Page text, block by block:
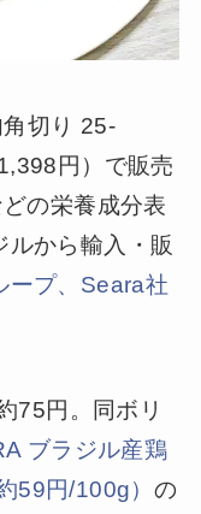
角切り 25-
円）で販売
の栄養成分表
ルから輸入・販
ープ、Seara社
75円。同ボリ
ブラジル産鶏
59円/100g） の